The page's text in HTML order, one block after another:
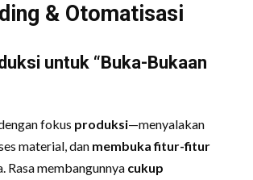
& Otomatisasi
untuk “Buka-Bukaan
fokus produksi—menyalakan
material, dan membuka fitur-fitur
Rasa membangunnya cukup